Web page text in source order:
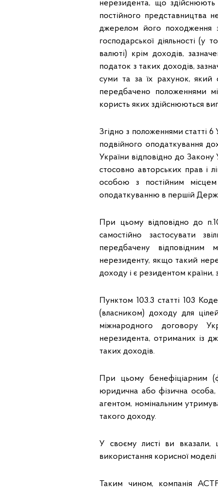
нерезидента, що
постійного представництва
джерелом його походження
господарської діяльності (у
валюті) крім доходів,
податок з таких доходів,
суми та за їх рахунок, який
передбачено положеннями
користь яких здійснюються
Згідно з положеннями статті
подвійного оподаткування
України відповідно до Закону
стосовно авторських прав і
особою з постійним
оподаткуванню в першій
При цьому відповідно до
самостійно застосувати
передбачену
нерезиденту, якщо такий
доходу і є резидентом
Пунктом 103.3 статті 103
(власником) доходу для
міжнародного договору
нерезидента, отриманих із
таких доходів.
При цьому бенефіціарним
юридична або фізична
агентом, номінальним
такого доходу.
У своєму листі ви вказали,
використання корисної
Таким чином, компанія